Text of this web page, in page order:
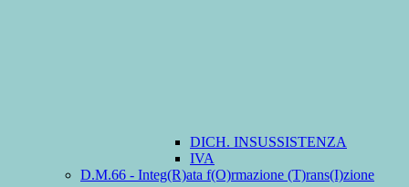
DICH. INSUSSISTENZA
IVA
D.M.66 - Integ(R)ata f(O)rmazione (T)rans(I)zione